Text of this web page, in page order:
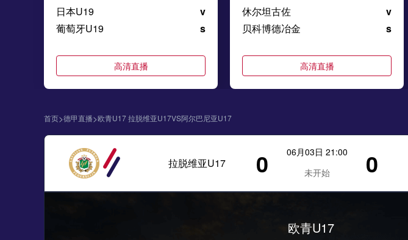
日本U19
v
葡萄牙U19
s
高清直播
休尔坦古佐
v
贝科博德冶金
s
高清直播
首页>德甲直播>欧青U17 拉脱维亚U17VS阿尔巴尼亚U17
拉脱维亚U17 0
06月03日 21:00
未开始
0
欧青U17